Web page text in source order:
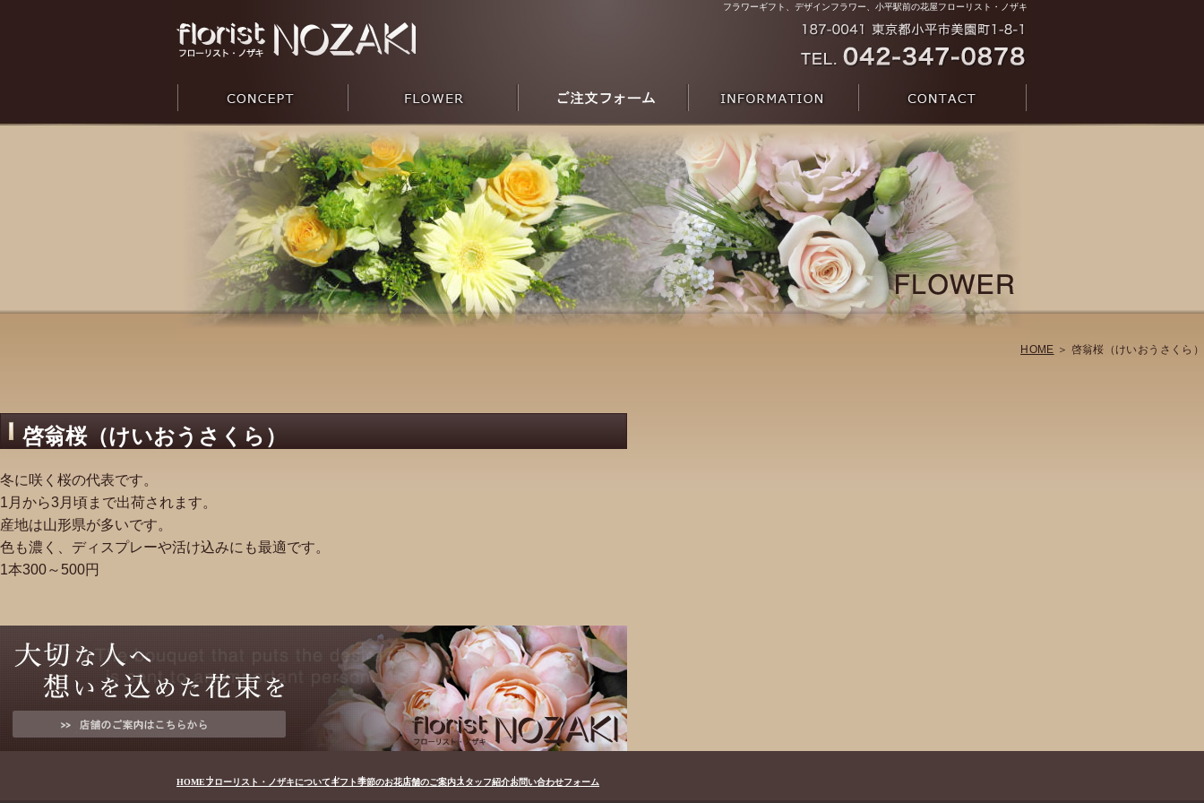
フラワーギフト、デザインフラワー、小平駅前の花屋フローリスト・ノザキ
HOME ＞ 啓翁桜（けいおうさくら）
啓翁桜（けいおうさくら）
冬に咲く桜の代表です。
1月から3月頃まで出荷されます。
産地は山形県が多いです。
色も濃く、ディスプレーや活け込みにも最適です。
1本300～500円
HOMEフローリスト・ノザキについてギフト季節のお花店舗のご案内スタッフ紹介お問い合わせフォーム